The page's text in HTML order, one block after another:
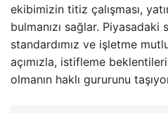
ekibimizin titiz çalışması,
bulmanızı sağlar. Piyasadaki
standardımız ve işletme
açımızla, istifleme
olmanın haklı gururunu